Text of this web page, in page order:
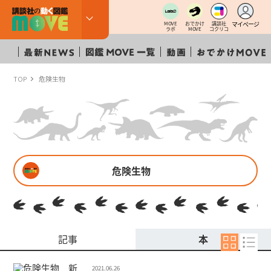
MOVE
ラボ
おでかけ
MOVE
講談社
コクリコ
マイページ
TOP 危険生物
危険生物
記事 本
2021.06.26